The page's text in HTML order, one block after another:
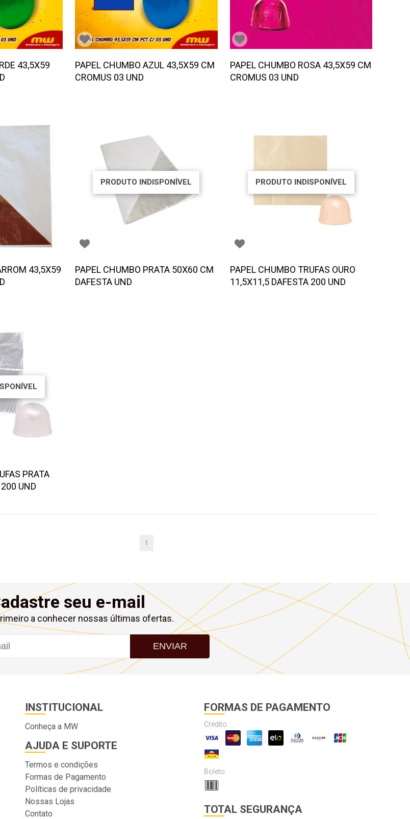
43,5X59
PAPEL CHUMBO AZUL 43,5X59 CM
CROMUS 03 UND
PAPEL CHUMBO ROSA 43,5X59 CM
CROMUS 03 UND
43,5X59
PRODUTO INDISPONÍVEL
PAPEL CHUMBO PRATA 50X60 CM
DAFESTA UND
PRODUTO INDISPONÍVEL
PAPEL CHUMBO TRUFAS OURO
11,5X11,5 DAFESTA 200 UND
PRATA
UND
1
seu e-mail
a conhecer nossas últimas ofertas.
ENVIAR
INSTITUCIONAL
Conheça a MW
AJUDA E SUPORTE
Termos e condições
Formas de Pagamento
Políticas de privacidade
Nossas Lojas
Contato
FORMAS DE PAGAMENTO
Crédito
Boleto
TOTAL SEGURANÇA